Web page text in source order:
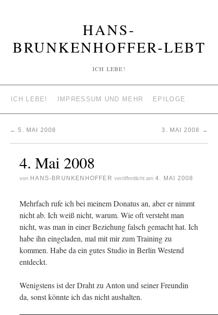
HANS-
BRUNKENHOFFER-LEBT
ICH LEBE!
ICH LEBE! IMPRESSUM UND MEHR EPILOGE
← 5. MAI 2008 3. MAI 2008 →
4. Mai 2008
von HANS-BRUNKENHOFFER veröffentlicht am 4. MAI 2008
Mehrfach rufe ich bei meinem Donatus an, aber er nimmt
nicht ab. Ich weiß nicht, warum. Wie oft versteht man
nicht, was man in einer Beziehung falsch gemacht hat. Ich
habe ihn eingeladen, mal mit mir zum Training zu
kommen. Habe da ein gutes Studio in Berlin Westend
entdeckt.
Wenigstens ist der Draht zu Anton und seiner Freundin
da, sonst könnte ich das nicht aushalten.